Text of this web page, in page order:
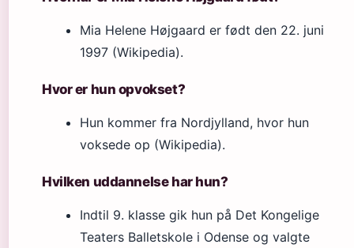
Mia Helene Højgaard er født den 22. juni
1997 (Wikipedia).
Hvor er hun opvokset?
Hun kommer fra Nordjylland, hvor hun
voksede op (Wikipedia).
Hvilken uddannelse har hun?
Indtil 9. klasse gik hun på Det Kongelige
Teaters Balletskole i Odense og valgte